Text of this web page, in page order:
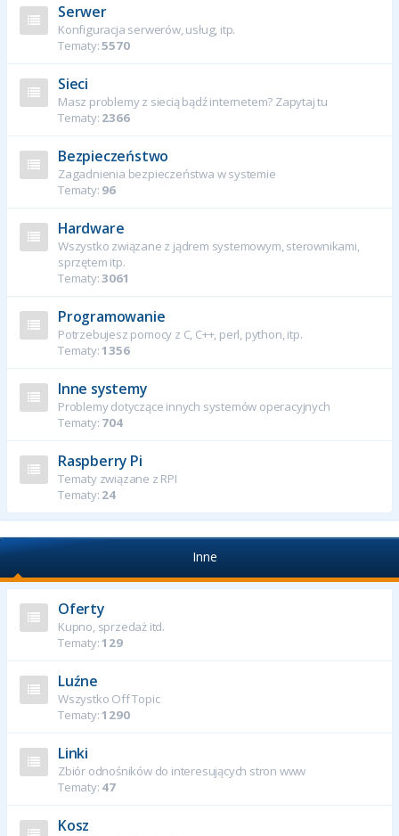
Serwer
Konfiguracja serwerów, usług, itp.
Tematy:5570
Sieci
Masz problemy z siecią bądź internetem? Zapytaj tu
Tematy: 2366
Bezpieczeństwo
Zagadnienia bezpieczeństwa w systemie
Tematy: 96
Hardware
Wszystko związane z jądrem systemowym, sterownikami,
sprzętem itp.
Tematy:3061
Programowanie
Potrzebujesz pomocy z C, C++, perl, python, itp.
Tematy:1356
Inne systemy
Problemy dotyczące innych systemów operacyjnych
Tematy: 704
Raspberry Pi
Tematy związane z RPI
Tematy: 24
Inne
Oferty
Kupno, sprzedaż itd.
Tematy:129
Luźne
Wszystko Off Topic
Tematy:1290
Linki
Zbiór odnośników do interesujących stron www
Tematy: 47
Kosz